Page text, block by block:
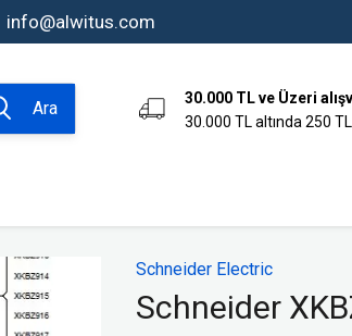
info@alwitus.com
Ara
30.000 TL ve Üzeri
30.000 TL altında 250
Bağlantı Tekniği Ürünleri
Aksesuarlar
Kumanda Kutuları
Schneider Electric
Schneider